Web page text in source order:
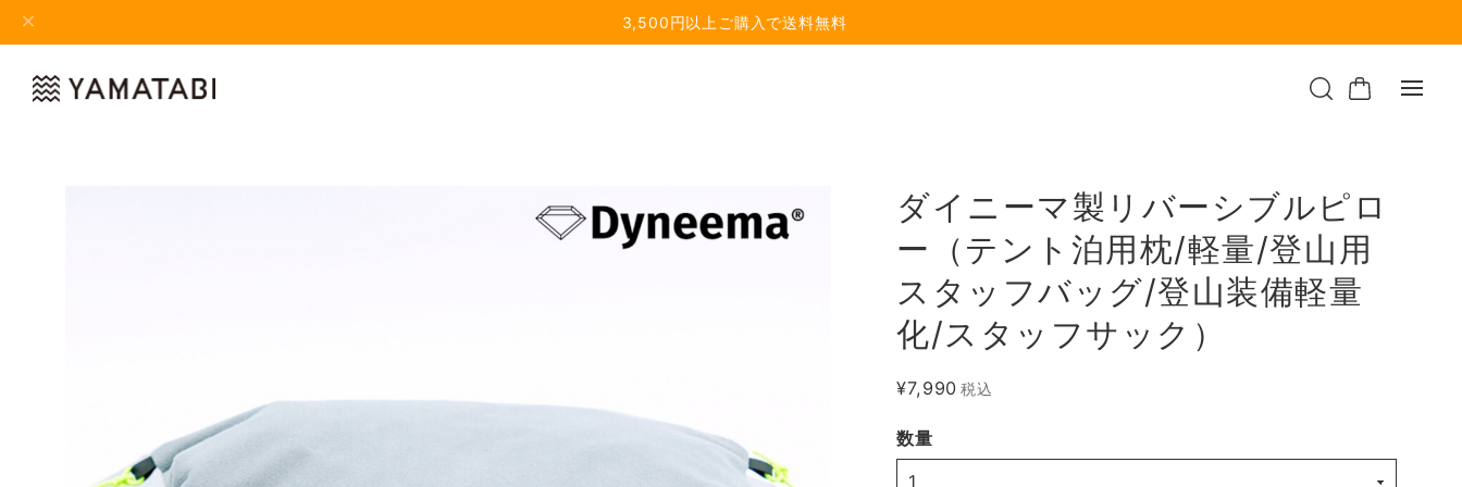
3,500円以上ご購入で送料無料
ダイニーマ製リバーシブルピロ
ー（テント泊用枕/軽量/登山用
スタッフバッグ/登山装備軽量
化/スタッフサック）
¥7,990 税込
数量